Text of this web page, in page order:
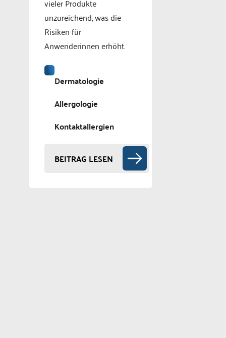
vieler Produkte
unzureichend, was die
Risiken für
Anwenderinnen erhöht.
Dermatologie
Allergologie
Kontaktallergien
BEITRAG LESEN